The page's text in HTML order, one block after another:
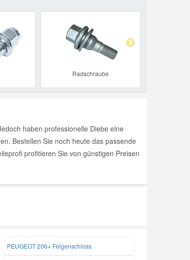
Radschraube
haben professionelle Diebe eine
Bestellen Sie noch heute das passende
profitieren Sie von günstigen Preisen
PEUGEOT 206+ Felgenschloss